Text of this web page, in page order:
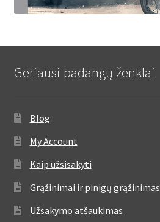
Geriausi padangų ženklai
Blog
My Account
Kaip užsisakyti
Grąžinimai ir pinigų grąžinimas
Užsakymo atšaukimas